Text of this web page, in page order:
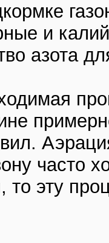
и
азота
часто
эту